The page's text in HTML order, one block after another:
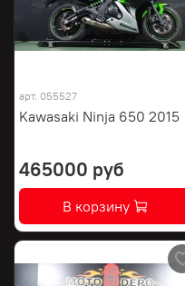
арт. 055527
Kawasaki Ninja 650 2015
465000 руб
В корзину